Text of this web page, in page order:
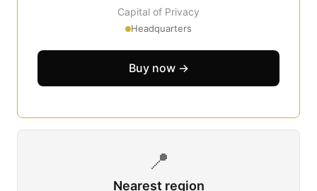
Capital of Privacy
Headquarters
Buy now →
📍
Nearest region